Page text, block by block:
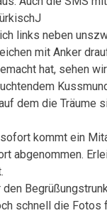
links neben
mit Anker
hat, sehen
dem die Träume
kommt ein
abgenommen.
schnell die